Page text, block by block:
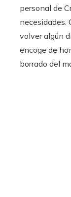
personal de
necesidades.
volver algún
encoge de
borrado del